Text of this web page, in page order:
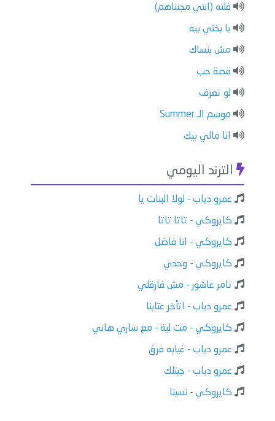
فلته (انتي مجنناهم)
يا بختي بيه
مش بنساك
قصة حب
لو تعرف
موسم الـ Summer
انا مالي بيك
الترند اليومي
عمرو دياب - لولا البنات يا
كايروكي - تاتا تاتا
كايروكي - انا فاضل
كايروكي - وحدي
تامر عاشور - مش فارقلي
عمرو دياب - اتأخر عتابنا
كايروكي - مت لية - مع ساري هاني
عمرو دياب - غيابه فرق
عمرو دياب - جيتلك
كايروكي - نسينا